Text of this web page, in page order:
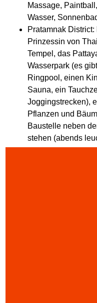
Massage,
Wasser,
Pratamnak
Prinzessin von
Tempel, das
Wasserpark (es
Ringpool, einen
Sauna, ein
Joggingstrecken),
Pflanzen und
Baustelle neben
stehen (abends